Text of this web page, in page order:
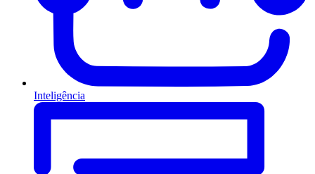
Inteligência